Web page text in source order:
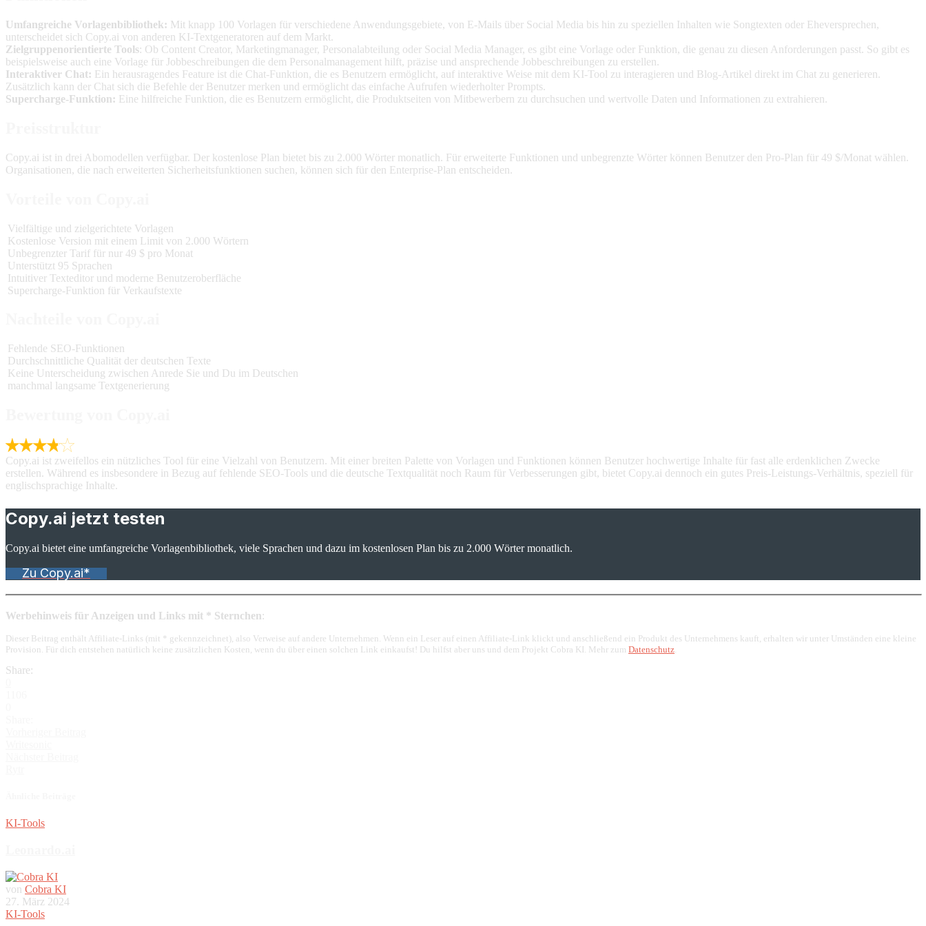
Umfangreiche Vorlagenbibliothek: Mit knapp 100 Vorlagen für verschiedene Anwendungsgebiete, von E-Mails über Social Media bis hin zu speziellen Inhalten wie Songtexten oder Eheversprechen,
unterscheidet sich Copy.ai von anderen KI-Textgeneratoren auf dem Markt.
Zielgruppenorientierte Tools: Ob Content Creator, Marketingmanager, Personalabteilung oder Social Media Manager, es gibt eine Vorlage oder Funktion, die genau zu diesen Anforderungen passt. So gibt es
beispielsweise auch eine Vorlage für Jobbeschreibungen die dem Personalmanagement hilft, präzise und ansprechende Jobbeschreibungen zu erstellen.
Interaktiver Chat: Ein herausragendes Feature ist die Chat-Funktion, die es Benutzern ermöglicht, auf interaktive Weise mit dem KI-Tool zu interagieren und Blog-Artikel direkt im Chat zu generieren.
Zusätzlich kann der Chat sich die Befehle der Benutzer merken und ermöglicht das einfache Aufrufen wiederholter Prompts.
Supercharge-Funktion: Eine hilfreiche Funktion, die es Benutzern ermöglicht, die Produktseiten von Mitbewerbern zu durchsuchen und wertvolle Daten und Informationen zu extrahieren.
Copy.ai ist in drei Abomodellen verfügbar. Der kostenlose Plan bietet bis zu 2.000 Wörter monatlich. Für erweiterte Funktionen und unbegrenzte Wörter können Benutzer den Pro-Plan für 49 $/Monat wählen.
Organisationen, die nach erweiterten Sicherheitsfunktionen suchen, können sich für den Enterprise-Plan entscheiden.
Vielfältige und zielgerichtete Vorlagen
Kostenlose Version mit einem Limit von 2.000 Wörtern
Unbegrenzter Tarif für nur 49 $ pro Monat
Unterstützt 95 Sprachen
Intuitiver Texteditor und moderne Benutzeroberfläche
Supercharge-Funktion für Verkaufstexte
Fehlende SEO-Funktionen
Durchschnittliche Qualität der deutschen Texte
Keine Unterscheidung zwischen Anrede Sie und Du im Deutschen
manchmal langsame Textgenerierung
Copy.ai ist zweifellos ein nützliches Tool für eine Vielzahl von Benutzern. Mit einer breiten Palette von Vorlagen und Funktionen können Benutzer hochwertige Inhalte für fast alle erdenklichen Zwecke
erstellen. Während es insbesondere in Bezug auf fehlende SEO-Tools und die deutsche Textqualität noch Raum für Verbesserungen gibt, bietet Copy.ai dennoch ein gutes Preis-Leistungs-Verhältnis, speziell für
englischsprachige Inhalte.
Copy.ai jetzt testen
Copy.ai bietet eine umfangreiche Vorlagenbibliothek, viele Sprachen und dazu im kostenlosen Plan bis zu 2.000 Wörter monatlich.
Zu Copy.ai*
Werbehinweis für Anzeigen und Links mit * Sternchen:
Dieser Beitrag enthält Affiliate-Links (mit * gekennzeichnet), also Verweise auf andere Unternehmen. Wenn ein Leser auf einen Affiliate-Link klickt und anschließend ein Produkt des Unternehmens kauft, erhalten wir unter Umständen eine kleine
Provision. Für dich entstehen natürlich keine zusätzlichen Kosten, wenn du über einen solchen Link einkaufst! Du hilfst aber uns und dem Projekt Cobra KI. Mehr zum Datenschutz.
Share:
KI-Tools
von Cobra KI
27. März 2024
KI-Tools